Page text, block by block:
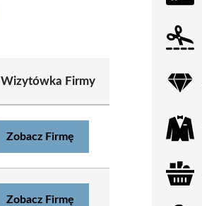
Wizytówka Firmy
Zobacz Firmę
Zobacz Firmę